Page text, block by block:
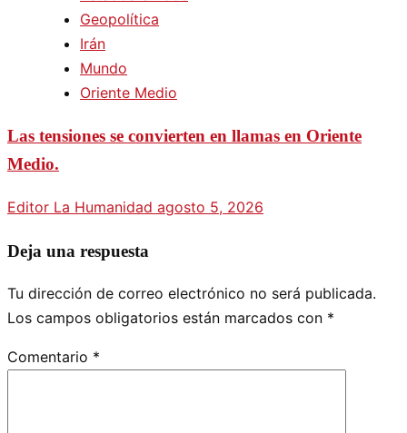
Geopolítica
Irán
Mundo
Oriente Medio
Las tensiones se convierten en llamas en Oriente
Medio.
Editor La Humanidad agosto 5, 2026
Deja una respuesta
Tu dirección de correo electrónico no será publicada.
Los campos obligatorios están marcados con *
Comentario *